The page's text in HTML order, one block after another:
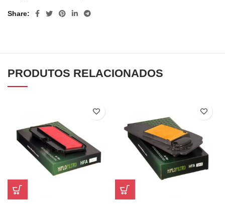
Share
PRODUTOS RELACIONADOS